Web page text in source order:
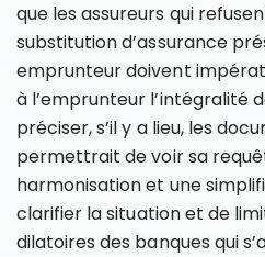
que les assureurs qui
substitution d’assurance
emprunteur doivent
à l’emprunteur l’intégralité
préciser, s’il y a lieu, les
permettrait de voir sa
harmonisation et une
clarifier la situation et de
dilatoires des banques qui